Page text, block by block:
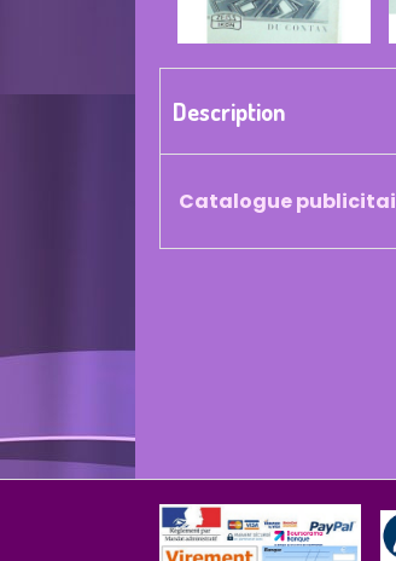
Description
Catalogue